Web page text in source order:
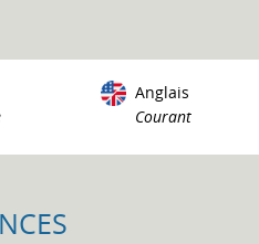
Anglais
Courant